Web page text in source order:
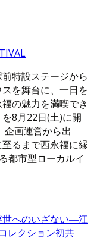
特設ステージから
を舞台に、一日を
の魅力を満喫でき
8月22日(土)に開
企画運営から出
るまで西永福に縁
都市型ローカルイ
世へのいざない―江
レクション初共